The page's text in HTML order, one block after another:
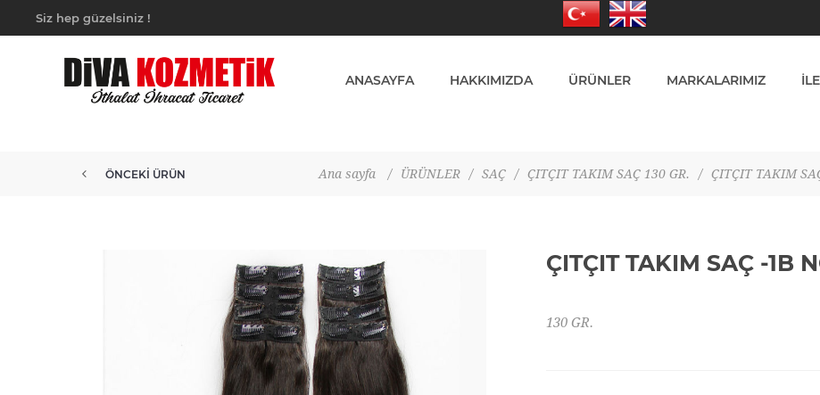
Siz hep güzelsiniz !
ANASAYFA HAKKIMIZDA ÜRÜNLER MARKALARIMIZ
Ana sayfa / ÜRÜNLER / SAÇ / ÇITÇIT TAKIM SAÇ 130 GR. / ÇITÇIT TAKIM
ÖNCEKI ÜRÜN
ÇITÇIT TAKIM SAÇ -1B
130 GR.